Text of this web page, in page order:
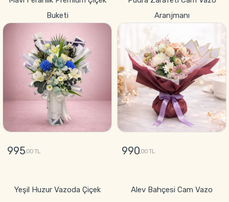
Buketi
995,00 TL
Aranjmanı
990,00 TL
Yeşil Huzur Vazoda Çiçek
Alev Bahçesi Cam Vazo